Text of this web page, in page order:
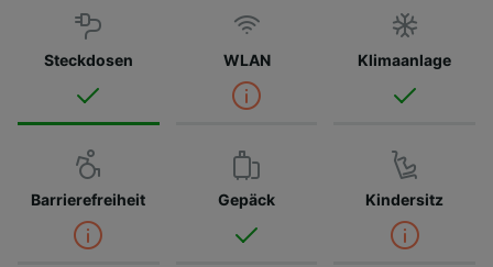
Steckdosen WLAN Klimaanlage
Barrierefreiheit Gepäck Kindersitz